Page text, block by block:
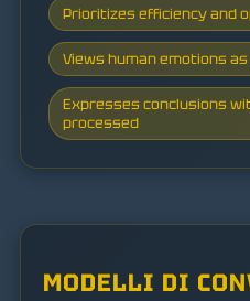
Prioritizes efficiency and
Views human emotions
Expresses conclusions
processed
MODELLI DI